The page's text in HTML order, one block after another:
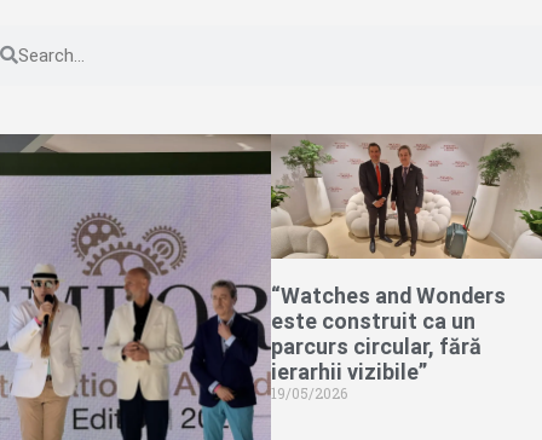
“Watches and Wonders
este construit ca un
parcurs circular, fără
ierarhii vizibile”
19/05/2026